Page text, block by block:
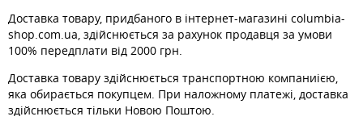
Доставка товару, придбаного в інтернет-магазині columbia-
shop.com.ua, здійснюється за рахунок продавця за умови
100% передплати від 2000 грн.
Доставка товару здійснюється транспортною компаниією,
яка обирається покупцем. При наложному платежі, доставка
здійснюється тільки Новою Поштою.